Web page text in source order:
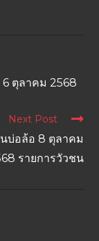
ตุลาคม 2568
Next Post
บ่อล้อ 8 ตุลาคม
รายการวัวชน